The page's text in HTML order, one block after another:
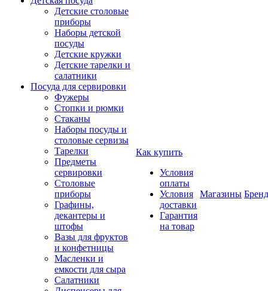
Детские столовые
приборы
Наборы детской
посуды
Детские кружки
Детские тарелки и
салатники
Посуда для сервировки
Фужеры
Стопки и рюмки
Стаканы
Наборы посуды и
столовые сервизы
Тарелки
Предметы
сервировки
Столовые
приборы
Графины,
декантеры и
штофы
Вазы для фруктов
и конфетницы
Масленки и
емкости для сыра
Салатники
Как купить
Условия
оплаты
Условия
доставки
Гарантия
на товар
Магазины